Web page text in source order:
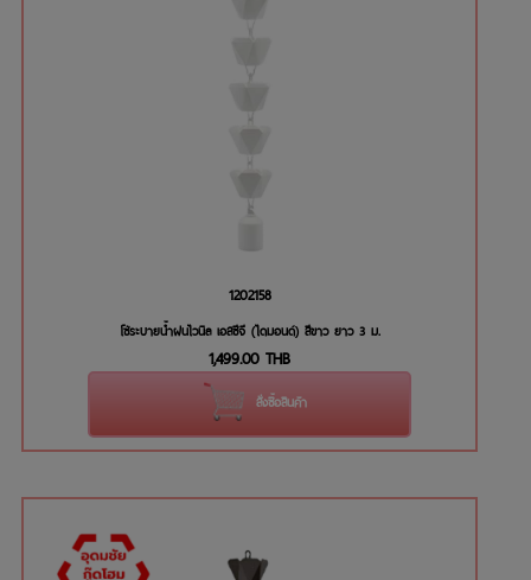
1202158
โซ่ระบายน้ำฝนไวนิล เอสซีจี (ไดมอนด์) สีขาว ยาว 3 ม.
1,499.00 THB
สั่งซื้อสินค้า